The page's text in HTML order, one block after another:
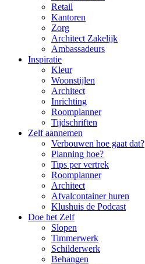
Retail
Kantoren
Zorg
Architect Zakelijk
Ambassadeurs
Inspiratie
Kleur
Woonstijlen
Architect
Inrichting
Roomplanner
Tijdschriften
Zelf aannemen
Verbouwen hoe gaat dat?
Planning hoe?
Tips per vertrek
Roomplanner
Architect
Afvalcontainer huren
Klushuis de Podcast
Doe het Zelf
Slopen
Timmerwerk
Schilderwerk
Behangen